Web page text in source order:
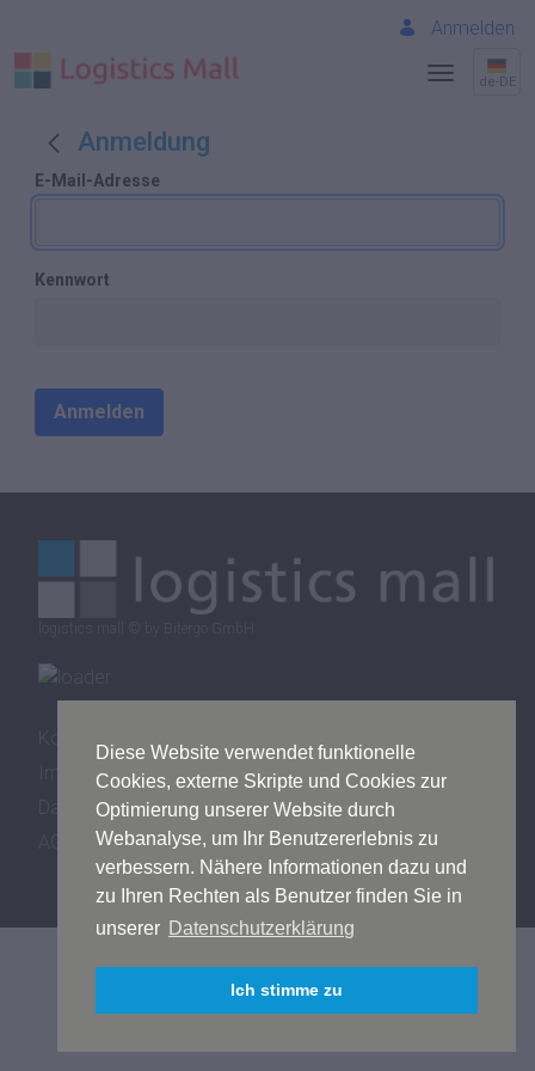
Diese Website verwendet funktionelle
Cookies, externe Skripte und Cookies zur
Optimierung unserer Website durch
Webanalyse, um Ihr Benutzererlebnis zu
verbessern. Nähere Informationen dazu und
zu Ihren Rechten als Benutzer finden Sie in
unserer Datenschutzerklärung
Ich stimme zu
Anmelden
de-DE
Anmeldung
E-Mail-Adresse
Kennwort
Anmelden
Impressum
Datenschutz